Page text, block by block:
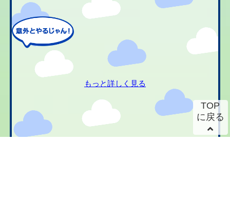
もっと詳しく見る
TOP
に戻る